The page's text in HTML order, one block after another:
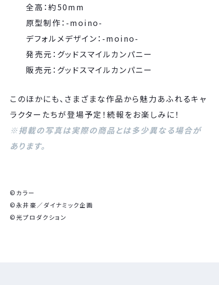
全高：約50mm
原型制作：-moino-
デフォルメデザイン：-moino-
発売元：グッドスマイルカンパニー
販売元：グッドスマイルカンパニー
このほかにも、さまざまな作品から魅力あふれるキャ
ラクターたちが登場予定！続報をお楽しみに！
※掲載の写真は実際の商品とは多少異なる場合が
あります。
©カラー
©永井豪／ダイナミック企画
©光プロダクション